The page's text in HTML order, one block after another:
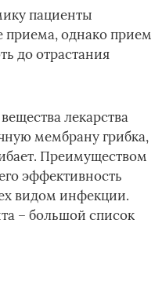
пациенты
приема, однако прием
до отрастания
лекарства
мембрану грибка,
Преимуществом
эффективность
видом инфекции.
– большой список